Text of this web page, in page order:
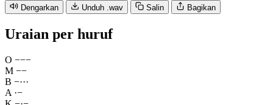
Dengarkan Unduh .wav Salin Bagikan
Uraian per huruf
O −−−
M −−
B −···
A ·−